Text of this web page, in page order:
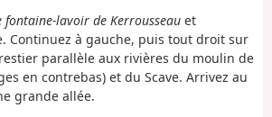
fontaine-lavoir de Kerrousseau et
Continuez à gauche, puis tout droit sur
parallèle aux rivières du moulin de
en contrebas) et du Scave. Arrivez au
grande allée.